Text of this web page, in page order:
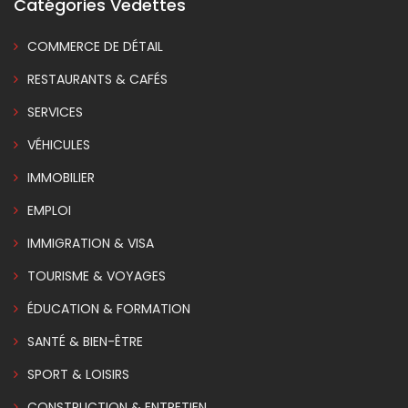
Catégories Vedettes
COMMERCE DE DÉTAIL
RESTAURANTS & CAFÉS
SERVICES
VÉHICULES
IMMOBILIER
EMPLOI
IMMIGRATION & VISA
TOURISME & VOYAGES
ÉDUCATION & FORMATION
SANTÉ & BIEN-ÊTRE
SPORT & LOISIRS